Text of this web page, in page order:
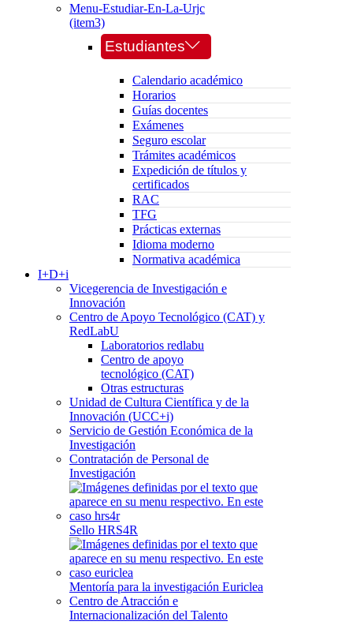
Menu-Estudiar-En-La-Urjc
(item3)
Estudiantes
Calendario académico
Horarios
Guías docentes
Exámenes
Seguro escolar
Trámites académicos
Expedición de títulos y
certificados
RAC
TFG
Prácticas externas
Idioma moderno
Normativa académica
I+D+i
Vicegerencia de Investigación e
Innovación
Centro de Apoyo Tecnológico (CAT) y
RedLabU
Laboratorios redlabu
Centro de apoyo
tecnológico (CAT)
Otras estructuras
Unidad de Cultura Científica y de la
Innovación (UCC+i)
Servicio de Gestión Económica de la
Investigación
Contratación de Personal de
Investigación
Sello HRS4R
Mentoría para la investigación Euriclea
Centro de Atracción e
Internacionalización del Talento